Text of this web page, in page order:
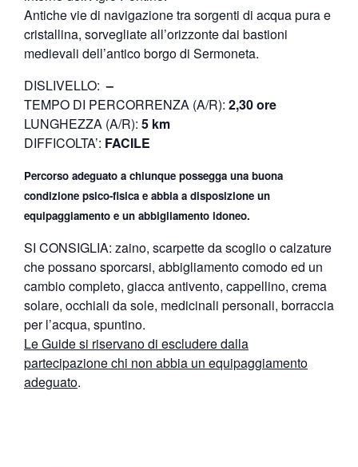
Antiche vie di navigazione tra sorgenti di acqua pura e
cristallina, sorvegliate all’orizzonte dai bastioni
medievali dell’antico borgo di Sermoneta.
DISLIVELLO:–
TEMPO DI PERCORRENZA (A/R): 2,30 ore
LUNGHEZZA (A/R): 5 km
DIFFICOLTA’: FACILE
Percorso adeguato a chiunque possegga una buona
condizione psico-fisica e abbia a disposizione un
equipaggiamento e un abbigliamento idoneo.
SI CONSIGLIA: zaino, scarpette da scoglio o calzature
che possano sporcarsi, abbigliamento comodo ed un
cambio completo, giacca antivento, cappellino, crema
solare, occhiali da sole, medicinali personali, borraccia
per l’acqua, spuntino.
Le Guide si riservano di escludere dalla
partecipazione chi non abbia un equipaggiamento
adeguato.